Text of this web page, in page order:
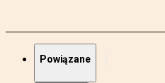
Powiązane